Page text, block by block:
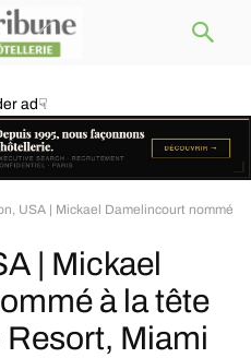
ad☟
USA | Mickael Damelincourt nommé
| Mickael
à la tête
Miami